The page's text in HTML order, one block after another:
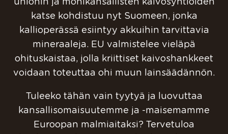
unionin ja monikansallisten kaivosyhtiöiden
katse kohdistuu nyt Suomeen, jonka
kallioperässä esiintyy akkuihin tarvittavia
mineraaleja. EU valmistelee vieläpä
ohituskaistaa, jolla kriittiset kaivoshankkeet
voidaan toteuttaa ohi muun lainsäädännön.
Tuleeko tähän vain tyytyä ja luovuttaa
kansallisomaisuutemme ja -maisemamme
Euroopan malmiaitaksi? Tervetuloa